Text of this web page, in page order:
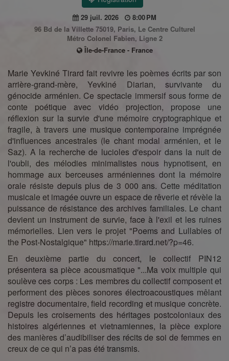
29 juil. 2026
8:00 PM
96 Bd de la Villette 75019, Paris, Le Centre Culturel
Métro Colonel Fabien, Ligne 2
Île-de-France - France
Marie Yevkiné Tirard fait revivre les poèmes écrits par son
arrière-grand-mère, Yevkiné Diarian, survivante du
génocide arménien. Ce spectacle immersif sous forme de
conte poétique avec vidéo projection, propose une
réflexion sur la survie d'une mémoire cryptographique et
fragile, à travers une musique contemporaine imprégnée
d'influences ancestrales (le chant modal arménien, et le
Saz). A la recherche de lucioles d'espoir dans la nuit de
l'oubli, des mélodies minimalistes nous hypnotisent, en
hommage aux berceuses arméniennes dont la mémoire
orale résiste depuis plus de 3 000 ans. Cette méditation
musicale et imagée ouvre un espace de rêverie et révèle la
puissance de résistance des archives familiales. Le chant
devient un instrument de survie, face à l'exil et les ruines
mémorielles. Lien vers le projet "Poems and Lullabies of
the Post-Nostalgique" https://marie.tirard.net/?p=46.
En deuxième partie du concert, le collectif PIN12
présentera sa pièce acousmatique "...Ma voix multiple qui
soulève ces corps : Les membres du collectif composent et
performent des pièces sonores électroacoustiques mêlant
registre documentaire, field recording et musique concrète.
Depuis les croisements des héritages postcoloniaux des
histoires algériennes et vietnamiennes, la pièce explore
des manières d’audibiliser des récits de soi de femmes en
creux de ce qui n’a pas été transmis.